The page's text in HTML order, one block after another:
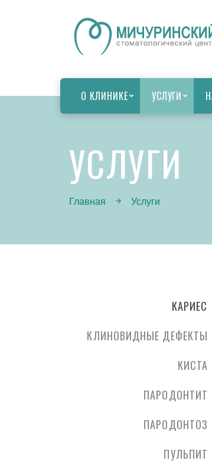
О КЛИНИКЕ УСЛУГИ
УСЛУГИ
Главная Услуги
КАРИЕС
КЛИНОВИДНЫЕ ДЕФЕКТЫ
КИСТА
ПАРОДОНТИТ
ПАРОДОНТОЗ
ПУЛЬПИТ